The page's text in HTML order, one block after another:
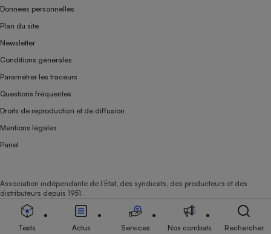
Données personnelles
Plan du site
Newsletter
Conditions générales
Paramétrer les traceurs
Questions fréquentes
Droits de reproduction et de diffusion
Mentions légales
Panel
Association indépendante de l’État, des syndicats, des producteurs et des
distributeurs depuis 1951.
Tests Actus Services Nos combats Rechercher